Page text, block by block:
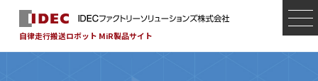
自律走行搬送ロボット MiR製品サイト